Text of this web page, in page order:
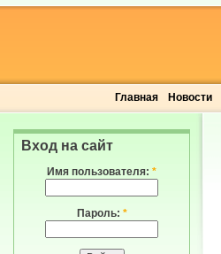
Главная Новости
Вход на сайт
Имя пользователя: *
Пароль: *